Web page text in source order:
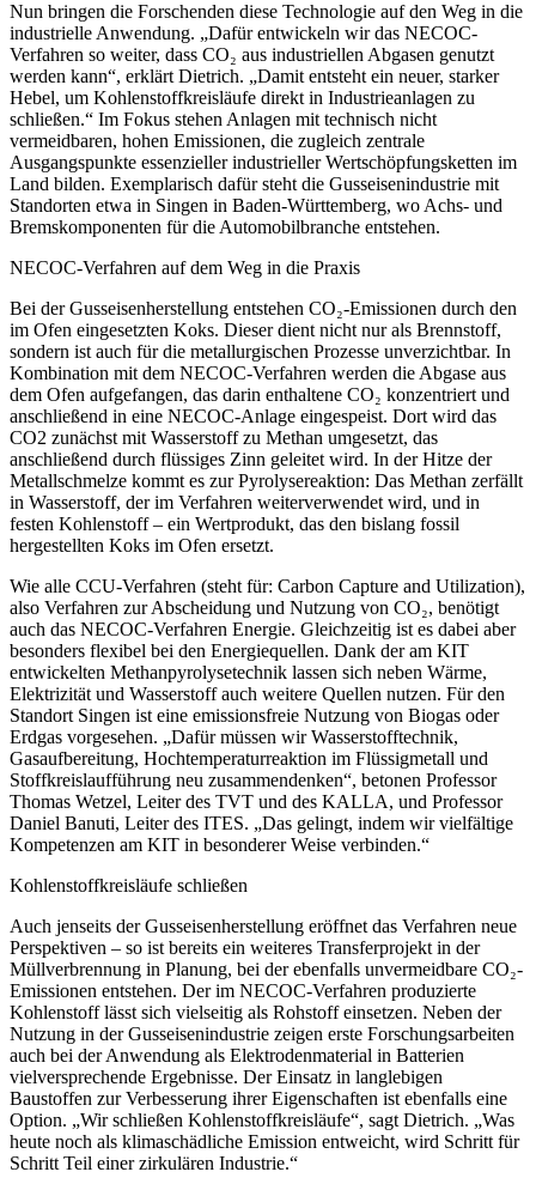
Nun bringen die Forschenden diese Technologie auf den Weg in die
industrielle Anwendung. „Dafür entwickeln wir das NECOC-
Verfahren so weiter, dass CO₂ aus industriellen Abgasen genutzt
werden kann“, erklärt Dietrich. „Damit entsteht ein neuer, starker
Hebel, um Kohlenstoffkreisläufe direkt in Industrieanlagen zu
schließen.“ Im Fokus stehen Anlagen mit technisch nicht
vermeidbaren, hohen Emissionen, die zugleich zentrale
Ausgangspunkte essenzieller industrieller Wertschöpfungsketten im
Land bilden. Exemplarisch dafür steht die Gusseisenindustrie mit
Standorten etwa in Singen in Baden-Württemberg, wo Achs- und
Bremskomponenten für die Automobilbranche entstehen.
NECOC-Verfahren auf dem Weg in die Praxis
Bei der Gusseisenherstellung entstehen CO₂-Emissionen durch den
im Ofen eingesetzten Koks. Dieser dient nicht nur als Brennstoff,
sondern ist auch für die metallurgischen Prozesse unverzichtbar. In
Kombination mit dem NECOC-Verfahren werden die Abgase aus
dem Ofen aufgefangen, das darin enthaltene CO₂ konzentriert und
anschließend in eine NECOC-Anlage eingespeist. Dort wird das
CO2 zunächst mit Wasserstoff zu Methan umgesetzt, das
anschließend durch flüssiges Zinn geleitet wird. In der Hitze der
Metallschmelze kommt es zur Pyrolysereaktion: Das Methan zerfällt
in Wasserstoff, der im Verfahren weiterverwendet wird, und in
festen Kohlenstoff – ein Wertprodukt, das den bislang fossil
hergestellten Koks im Ofen ersetzt.
Wie alle CCU-Verfahren (steht für: Carbon Capture and Utilization),
also Verfahren zur Abscheidung und Nutzung von CO₂, benötigt
auch das NECOC-Verfahren Energie. Gleichzeitig ist es dabei aber
besonders flexibel bei den Energiequellen. Dank der am KIT
entwickelten Methanpyrolysetechnik lassen sich neben Wärme,
Elektrizität und Wasserstoff auch weitere Quellen nutzen. Für den
Standort Singen ist eine emissionsfreie Nutzung von Biogas oder
Erdgas vorgesehen. „Dafür müssen wir Wasserstofftechnik,
Gasaufbereitung, Hochtemperaturreaktion im Flüssigmetall und
Stoffkreislaufführung neu zusammendenken“, betonen Professor
Thomas Wetzel, Leiter des TVT und des KALLA, und Professor
Daniel Banuti, Leiter des ITES. „Das gelingt, indem wir vielfältige
Kompetenzen am KIT in besonderer Weise verbinden.“
Kohlenstoffkreisläufe schließen
Auch jenseits der Gusseisenherstellung eröffnet das Verfahren neue
Perspektiven – so ist bereits ein weiteres Transferprojekt in der
Müllverbrennung in Planung, bei der ebenfalls unvermeidbare CO₂-
Emissionen entstehen. Der im NECOC-Verfahren produzierte
Kohlenstoff lässt sich vielseitig als Rohstoff einsetzen. Neben der
Nutzung in der Gusseisenindustrie zeigen erste Forschungsarbeiten
auch bei der Anwendung als Elektrodenmaterial in Batterien
vielversprechende Ergebnisse. Der Einsatz in langlebigen
Baustoffen zur Verbesserung ihrer Eigenschaften ist ebenfalls eine
Option. „Wir schließen Kohlenstoffkreisläufe“, sagt Dietrich. „Was
heute noch als klimaschädliche Emission entweicht, wird Schritt für
Schritt Teil einer zirkulären Industrie.“